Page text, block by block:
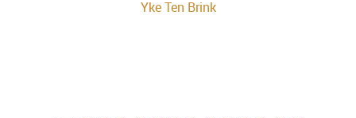
Yke Ten Brink